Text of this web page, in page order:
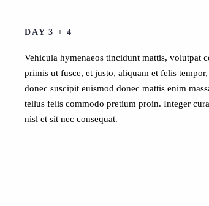
DAY 3 + 4
Vehicula hymenaeos tincidunt mattis, volutpat
primis ut fusce, et justo, aliquam et felis
donec suscipit euismod donec mattis enim
tellus felis commodo pretium proin. Integer
nisl et sit nec consequat.